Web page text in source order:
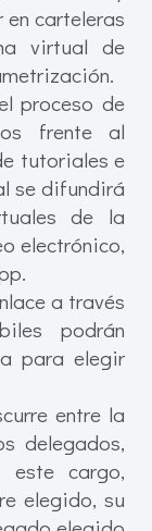
carteleras
virtual de
proceso de
frente al
tutoriales e
se difundirá
de la
electrónico,
a través
podrán
para elegir
entre la
delegados,
cargo,
elegido, su